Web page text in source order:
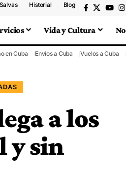
Historial Blog
Vida y Cultura
en Cuba Envíos a Cuba Vuelos a Cuba
a los
y sin